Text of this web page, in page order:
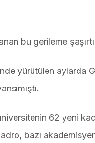
bu gerileme
yürütülen aylarda
62 yeni
bazı